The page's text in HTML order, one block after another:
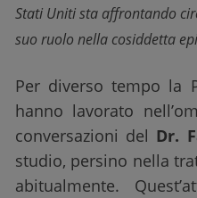
Stati Uniti sta affrontando
suo ruolo nella cosiddetta
Per diverso tempo la
hanno lavorato
conversazioni del Dr.
studio, persino nella
abitualmente.